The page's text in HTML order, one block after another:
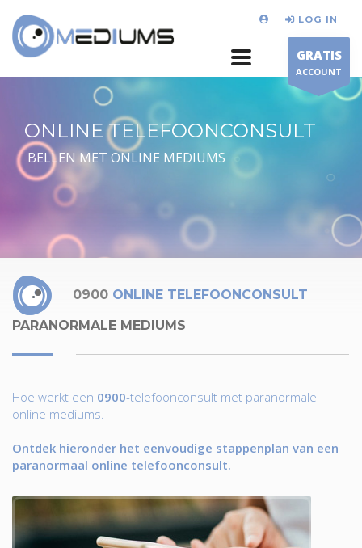
LOG IN
GRATIS
ACCOUNT
ONLINE TELEFOONCONSULT
BELLEN MET ONLINE MEDIUMS
0900 ONLINE TELEFOONCONSULT
PARANORMALE MEDIUMS
Hoe werkt een 0900-telefoonconsult met paranormale
online mediums.
Ontdek hieronder het eenvoudige stappenplan van een
paranormaal online telefoonconsult.